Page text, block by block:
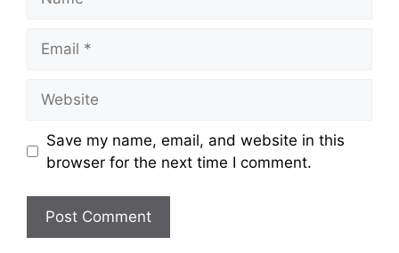
Save my name, email, and website in this
browser for the next time I comment.